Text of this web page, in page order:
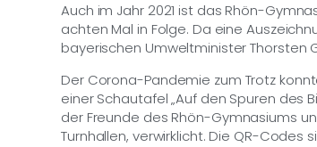
Auch im Jahr 2021 ist das Rhön-
achten Mal in Folge. Da eine
bayerischen Umweltminister Thorsten
Der Corona-Pandemie zum Trotz
einer Schautafel „Auf den Spuren des
der Freunde des Rhön-Gymnasiums
Turnhallen, verwirklicht. Die QR-